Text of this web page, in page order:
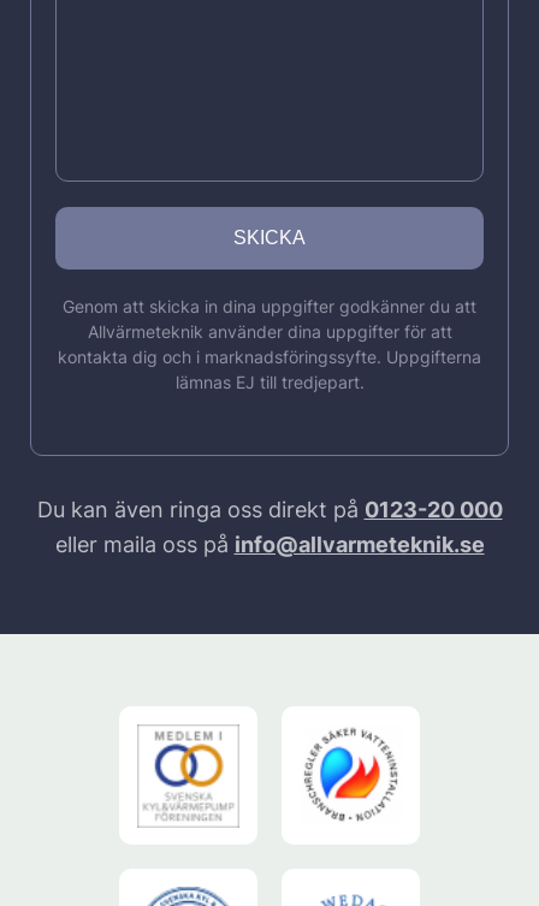
Genom att skicka in dina uppgifter godkänner du att
Allvärmeteknik använder dina uppgifter för att
kontakta dig och i marknadsföringssyfte. Uppgifterna
lämnas EJ till tredjepart.
Du kan även ringa oss direkt på 0123-20 000
eller maila oss på info@allvarmeteknik.se